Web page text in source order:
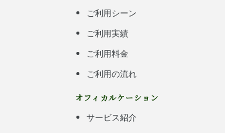
ご利用シーン
ご利用実績
ご利用料金
ご利用の流れ
オフィカルケーション
サービス紹介